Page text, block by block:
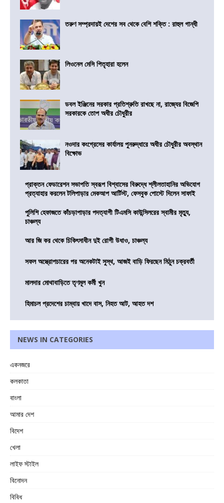
তরুণ সম্প্রদায়ই দেশের সব থেকে বেশি শক্তি : রাহুল গান্ধী
লিওনেল মেসি পিতৃহারা হলেন
ডবল ইঞ্জিনের সরকার প্রতিশ্রুতি রাখছে না, রাজ্যের বিজেপি
সরকারকে তোপ অধীর চৌধুরীর
নওদার কংগ্রেসের কার্যালয় পুনরুদ্ধারে অধীর চৌধুরীর অবস্থান
বিক্ষোভ
প্রাক্তন ফেডারেশন সভাপতি স্বরূপ বিশ্বাসের বিরুদ্ধে শ্লীলতাহানির অভিযোগ
প্রত্যাহার করলেন টলিপাড়ার মেকআপ আর্টিস্ট, ফেসবুক পোস্টে দিলেন সাফাই
পুলিশি হেফাজতে কাঁচড়াপাড়ার পদত্যাগী টিএমসি কাউন্সিলরের স্বামীর মৃত্যু,
চাঞ্চল্য
আর জি কর থেকে চিকিৎসাধীন দুই রোগী উধাও, চাঞ্চল্য
সফল অস্ত্রোপচারের পর অনেকটাই সুস্থ, আজই বাড়ি ফিরছেন মিঠুন চক্রবর্তী
মালদার মোথাবাড়িতে তৃণমূল কর্মী খুন
হিমাচল প্রদেশের চাম্বায় খাদে বাস, নিহত আট, আহত দশ
NEWS IN CATEGORIES
একনজরে
কলকাতা
বাংলা
আমার দেশ
বিদেশ
খেলা
লাইফ স্টাইল
বিনোদন
বিবিধ